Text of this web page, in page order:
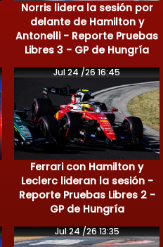
Norris lidera la sesión por
delante de Hamilton y
Antonelli - Reporte Pruebas
Libres 3 - GP de Hungría
Jul 24 /26 16:45
Ferrari con Hamilton y
Leclerc lideran la sesión -
Reporte Pruebas Libres 2 -
GP de Hungría
Jul 24 /26 13:35